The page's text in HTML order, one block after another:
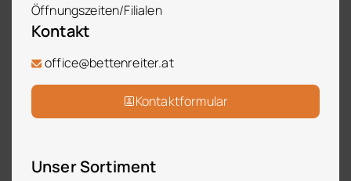
Öffnungszeiten/Filialen
Kontakt
office@bettenreiter.at
Kontaktformular
Unser Sortiment